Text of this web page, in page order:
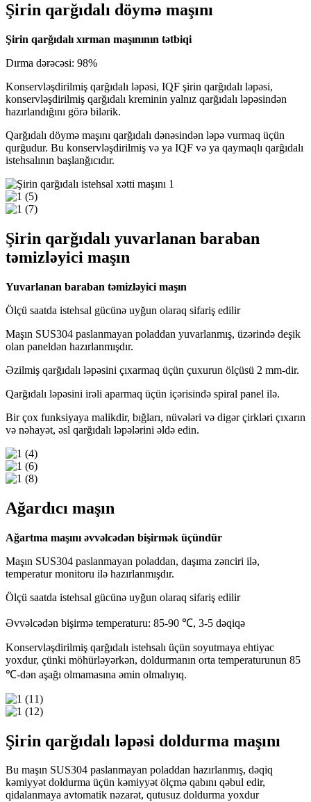
Şirin qarğıdalı döymə maşını
Şirin qarğıdalı xırman maşınının tətbiqi
Dırma dərəcəsi: 98%
Konservləşdirilmiş qarğıdalı ləpəsi, IQF şirin qarğıdalı ləpəsi,
konservləşdirilmiş qarğıdalı kreminin yalnız qarğıdalı ləpəsindən
hazırlandığını görə bilərik.
Qarğıdalı döymə maşını qarğıdalı dənəsindən ləpə vurmaq üçün
qurğudur. Bu konservləşdirilmiş və ya IQF və ya qaymaqlı qarğıdalı
istehsalının başlanğıcıdır.
Şirin qarğıdalı yuvarlanan baraban
təmizləyici maşın
Yuvarlanan baraban təmizləyici maşın
Ölçü saatda istehsal gücünə uyğun olaraq sifariş edilir
Maşın SUS304 paslanmayan poladdan yuvarlanmış, üzərində deşik
olan paneldən hazırlanmışdır.
Əzilmiş qarğıdalı ləpəsini çıxarmaq üçün çuxurun ölçüsü 2 mm-dir.
Qarğıdalı ləpəsini irəli aparmaq üçün içərisində spiral panel ilə.
Bir çox funksiyaya malikdir, bığları, nüvələri və digər çirkləri çıxarın
və nəhayət, əsl qarğıdalı ləpələrini əldə edin.
Ağardıcı maşın
Ağartma maşını əvvəlcədən bişirmək üçündür
Maşın SUS304 paslanmayan poladdan, daşıma zənciri ilə,
temperatur monitoru ilə hazırlanmışdır.
Ölçü saatda istehsal gücünə uyğun olaraq sifariş edilir
Əvvəlcədən bişirmə temperaturu: 85-90 ℃, 3-5 dəqiqə
Konservləşdirilmiş qarğıdalı istehsalı üçün soyutmaya ehtiyac
yoxdur, çünki möhürləyərkən, doldurmanın orta temperaturunun 85
℃-dən aşağı olmamasına əmin olmalıyıq.
Şirin qarğıdalı ləpəsi doldurma maşını
Bu maşın SUS304 paslanmayan poladdan hazırlanmış, dəqiq
kəmiyyət doldurma üçün kəmiyyət ölçmə qabını qəbul edir,
qidalanmaya avtomatik nəzarət, qutusuz doldurma yoxdur